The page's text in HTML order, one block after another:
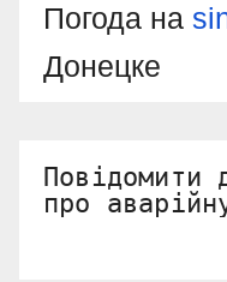
Погода на
Донецке
Повідомити
про